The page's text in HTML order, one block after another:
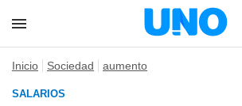
Inicio Sociedad aumento
SALARIOS